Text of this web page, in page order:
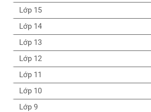
Lớp 15
Lớp 14
Lớp 13
Lớp 12
Lớp 11
Lớp 10
Lớp 9